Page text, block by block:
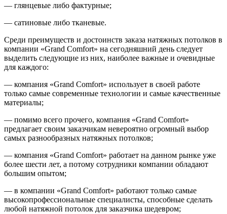
— глянцевые либо фактурные;
— сатиновые либо тканевые.
Среди преимуществ и достоинств заказа натяжных потолков в
компании «Grand Comfort» на сегодняшний день следует
выделить следующие из них, наиболее важные и очевидные
для каждого:
— компания «Grand Comfort» использует в своей работе
только самые современные технологии и самые качественные
материалы;
— помимо всего прочего, компания «Grand Comfort»
предлагает своим заказчикам невероятно огромный выбор
самых разнообразных натяжных потолков;
— компания «Grand Comfort» работает на данном рынке уже
более шести лет, а потому сотрудники компании обладают
большим опытом;
— в компании «Grand Comfort» работают только самые
высокопрофессиональные специалисты, способные сделать
любой натяжной потолок для заказчика шедевром;